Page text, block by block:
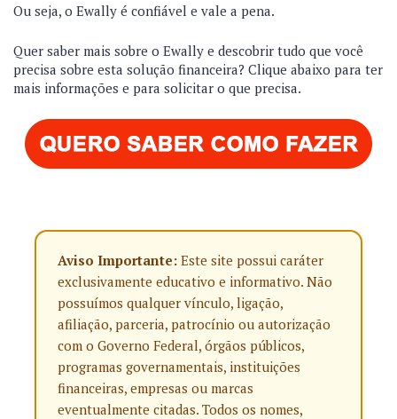
Ou seja, o Ewally é confiável e vale a pena.
Quer saber mais sobre o Ewally e descobrir tudo que você
precisa sobre esta solução financeira? Clique abaixo para ter
mais informações e para solicitar o que precisa.
Aviso Importante: Este site possui caráter
exclusivamente educativo e informativo. Não
possuímos qualquer vínculo, ligação,
afiliação, parceria, patrocínio ou autorização
com o Governo Federal, órgãos públicos,
programas governamentais, instituições
financeiras, empresas ou marcas
eventualmente citadas. Todos os nomes,